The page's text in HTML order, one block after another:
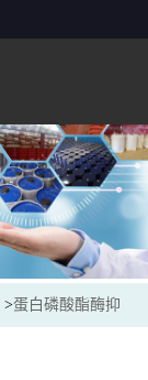
>蛋白磷酸酯酶抑